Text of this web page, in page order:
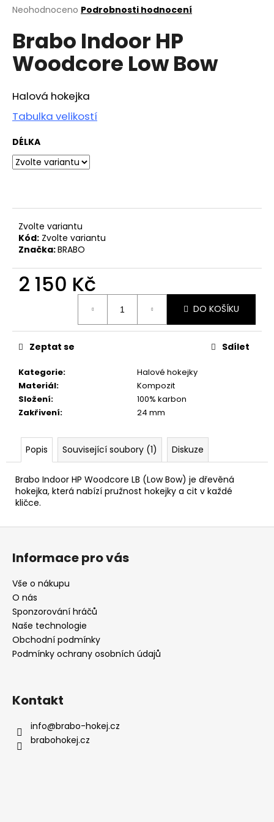
Průměrné
produktu
je
0,0
z
hvězdiček.
Neohodnoceno Podrobnosti hodnocení
Brabo Indoor HP
Woodcore Low Bow
Halová hokejka
Tabulka velikostí
DÉLKA
Zvolte variantu
Kód: Zvolte variantu
Značka:BRABO
2 150 Kč
DO KOŠÍKU
Kategorie:
Halové hokejky
Materiál:
Kompozit
Složení:
100% karbon
Zakřivení: 24 mm
Zeptat se Sdílet
Popis Související soubory (1) Diskuze
Brabo Indoor HP Woodcore LB (Low Bow) je dřevěná
hokejka, která nabízí pružnost hokejky a cit v každé
kličce.
a
j
í
t
o
p
o
u
m
e
Z
Informace pro vás
Vše o nákupu
O nás
Sponzorování hráčů
Naše technologie
Obchodní podmínky
Podmínky ochrany osobních údajů
Kontakt
info@brabo-hokej.cz
brabohokej.cz